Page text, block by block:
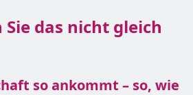
das nicht gleich
so ankommt – so, wie